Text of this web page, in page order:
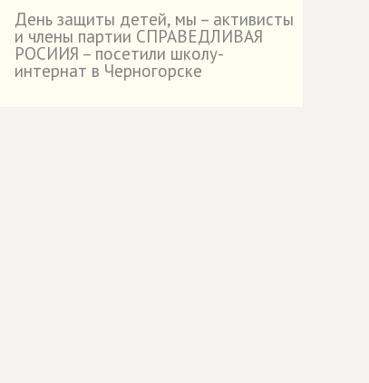
День защиты детей, мы – активисты
и члены партии СПРАВЕДЛИВАЯ
РОСИИЯ – посетили школу-
интернат в Черногорске